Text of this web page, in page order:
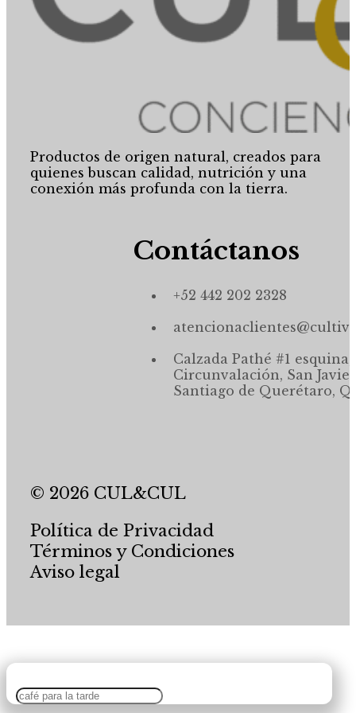
Productos de origen natural, creados para
quienes buscan calidad, nutrición y una
conexión más profunda con la tierra.
Contáctanos
+52 442 202 2328
Calzada Pathé #1 esquina,
Circunvalación, San
Santiago de Querétaro,
© 2026 CUL&CUL
Política de Privacidad
Términos y Condiciones
Aviso legal